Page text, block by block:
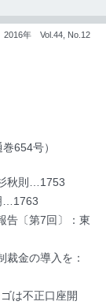
2016年 Vol.44, No.12
654号）
秋則…1753
…1763
告〔第7回〕：東
金の導入を：
は不正口座開